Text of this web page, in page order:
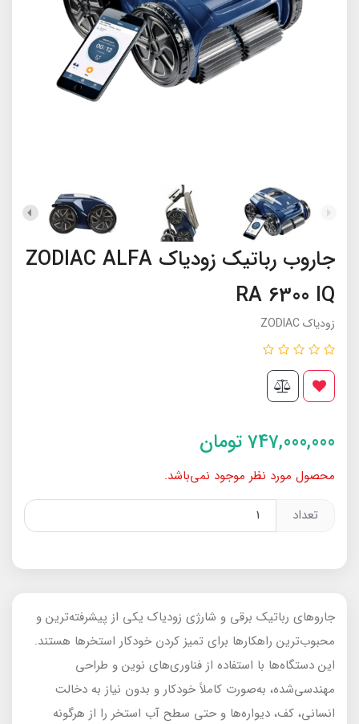
جاروب رباتیک زودیاک ZODIAC ALFA
RA 6300 IQ
زودیاک ZODIAC
747,000,000تومان
محصول مورد نظر موجود نمی‌باشد.
تعداد
جاروهای رباتیک برقی و شارژی زودیاک یکی از پیشرفته‌ترین و
محبوب‌ترین راهکارها برای تمیز کردن خودکار استخرها هستند.
این دستگاه‌ها با استفاده از فناوری‌های نوین و طراحی
مهندسی‌شده، به‌صورت کاملاً خودکار و بدون نیاز به دخالت
انسانی، کف، دیواره‌ها و حتی سطح آب استخر را از هرگونه